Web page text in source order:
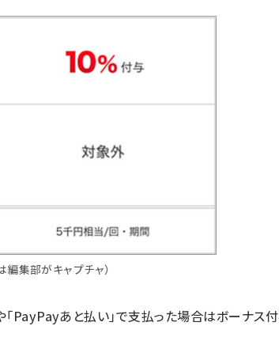
編集部がキャプチャ）
「PayPayあと払い」で支払った場合はボーナス